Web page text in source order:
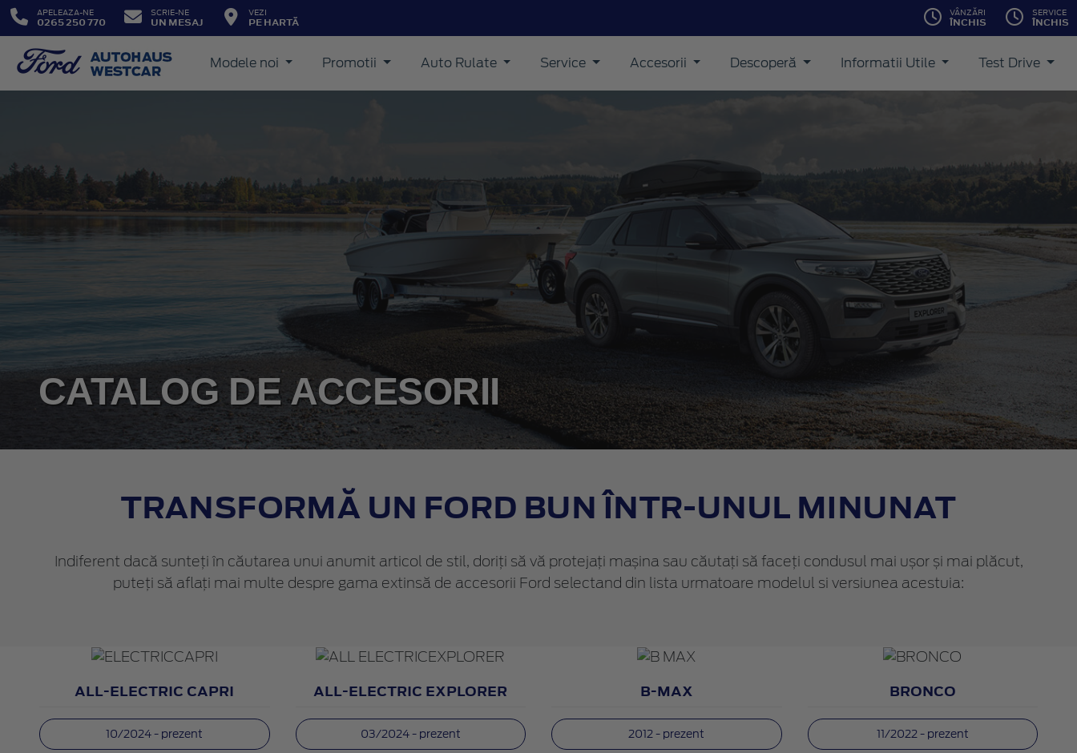
APELEAZA-NE
0265 250 770
SCRIE-NE
UN MESAJ
VEZI
PE HARTĂ
VÂNZĂRI
ÎNCHIS
SERVICE
ÎNCHIS
Modele noi Promotii Auto Rulate Service Accesorii Descoperă Informatii Utile Test Drive
CATALOG DE ACCESORII
TRANSFORMĂ UN FORD BUN ÎNTR-UNUL MINUNAT
Indiferent dacă sunteți în căutarea unui anumit articol de stil, doriți să vă protejați mașina sau căutați să faceți condusul mai ușor și mai plăcut,
puteți să aflați mai multe despre gama extinsă de accesorii Ford selectand din lista urmatoare modelul si versiunea acestuia:
ALL-ELECTRIC CAPRI
10/2024 - prezent
ALL-ELECTRIC EXPLORER
03/2024 - prezent
B-MAX
2012 - prezent
BRONCO
11/2022 - prezent